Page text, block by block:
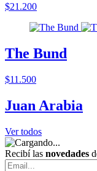
$21.200
The Bund
$11.500
Juan Arabia
Ver todos
Recibí las novedades